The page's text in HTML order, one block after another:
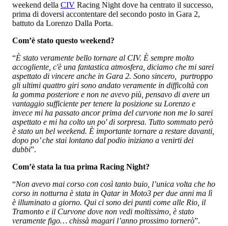
weekend della CIV Racing Night dove ha centrato il successo,
prima di doversi accontentare del secondo posto in Gara 2,
battuto da Lorenzo Dalla Porta.
Com’è stato questo weekend?
“È stato veramente bello tornare al CIV. È sempre molto
accogliente, c'è una fantastica atmosfera, diciamo che mi sarei
aspettato di vincere anche in Gara 2. Sono sincero, purtroppo
gli ultimi quattro giri sono andato veramente in difficoltà con
la gomma posteriore e non ne avevo più, pensavo di avere un
vantaggio sufficiente per tenere la posizione su Lorenzo e
invece mi ha passato ancor prima del curvone non me lo sarei
aspettato e mi ha colto un po' di sorpresa. Tutto sommato però
è stato un bel weekend. È importante tornare a restare davanti,
dopo po’ che stai lontano dal podio iniziano a venirti dei
dubbi”.
Com’è stata la tua prima Racing Night?
“Non avevo mai corso con così tanto buio, l’unica volta che ho
corso in notturna è stata in Qatar in Moto3 per due anni ma lì
è illuminato a giorno. Qui ci sono dei punti come alle Rio, il
Tramonto e il Curvone dove non vedi moltissimo, è stato
veramente figo… chissà magari l’anno prossimo tornerò”.